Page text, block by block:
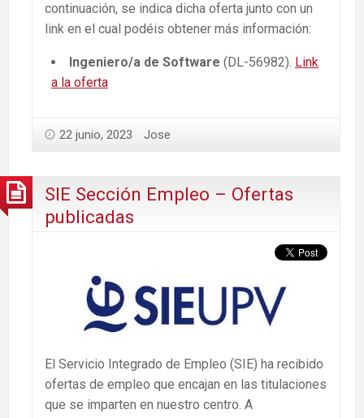
continuación, se indica dicha oferta junto con un
link en el cual podéis obtener más información:
Ingeniero/a de Software (DL-56982). Link
a la oferta
22 junio, 2023 Jose
SIE Sección Empleo – Ofertas
publicadas
El Servicio Integrado de Empleo (SIE) ha recibido
ofertas de empleo que encajan en las titulaciones
que se imparten en nuestro centro. A